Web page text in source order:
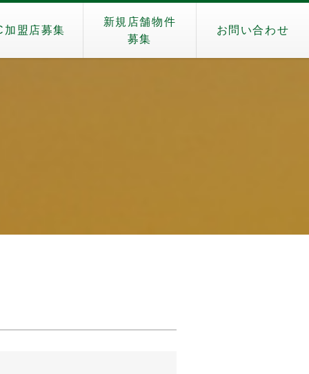
加盟店募集
新規店舗物件
募集
お問い合わせ